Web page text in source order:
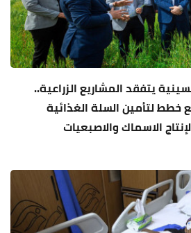
يتفقد المشاريع الزراعية..
خطط لتأمين السلة الغذائية